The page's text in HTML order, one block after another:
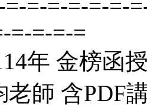
=-=-=-=-=-
=-=-=-=
年 金榜函
老師 含PDF